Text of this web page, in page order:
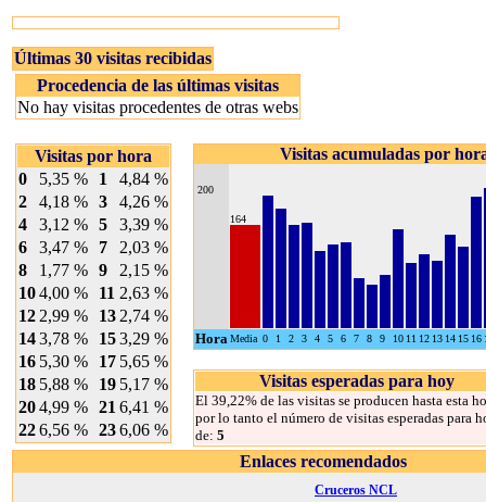
Últimas 30 visitas recibidas
Procedencia de las últimas visitas
No hay visitas procedentes de otras webs
Visitas por hora
0
5,35 % 1
4,84 %
2
4,18 % 3
4,26 %
4
3,12 % 5
3,39 %
6
3,47 % 7
2,03 %
8
1,77 % 9
2,15 %
104,00 % 11 2,63 %
12 2,99 % 13 2,74 %
143,78 % 153,29 %
16 5,30 % 17 5,65 %
18 5,88 % 19 5,17 %
204,99 % 21 6,41 %
226,56 % 236,06 %
Visitas acumuladas por
200
164
HoraMedia 0 1 2 3 4 5 6 7 8 9 10 11 12 13 14 15 16
Visitas esperadas para hoy
El 39,22% de las visitas se producen hasta esta
por lo tanto el número de visitas esperadas para
de: 5
Enlaces recomendados
Cruceros NCL